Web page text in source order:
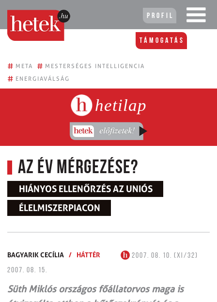
Profil
Támogatás
# META # MESTERSÉGES INTELLIGENCIA
# ENERGIAVÁLSÁG
hetilap
Az év mérgezése?
HIÁNYOS ELLENŐRZÉS AZ UNIÓS
ÉLELMISZERPIACON
BAGYARIK CECÍLIA / HÁTTÉR
2007. 08. 10. (XI/32)
2007. 08. 15.
Süth Miklós országos főállatorvos maga is